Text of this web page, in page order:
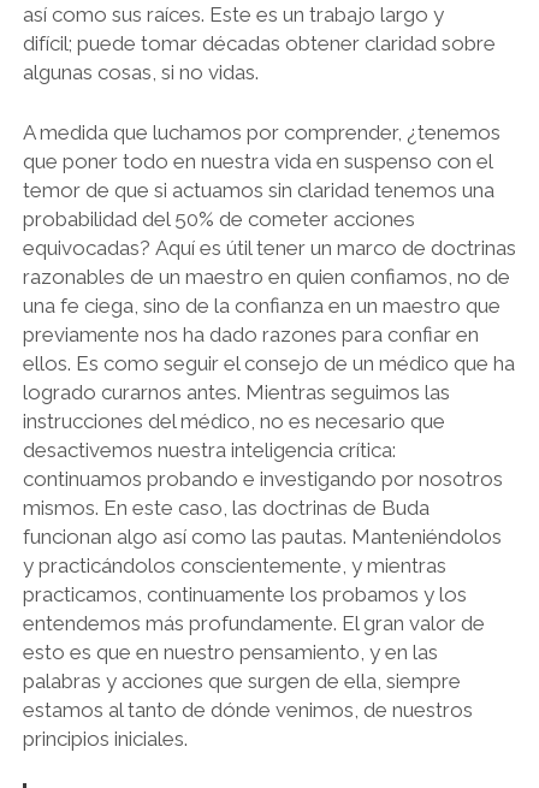
así como sus raíces. Este es un trabajo largo y
difícil; puede tomar décadas obtener claridad sobre
algunas cosas, si no vidas.
A medida que luchamos por comprender, ¿tenemos
que poner todo en nuestra vida en suspenso con el
temor de que si actuamos sin claridad tenemos una
probabilidad del 50% de cometer acciones
equivocadas? Aquí es útil tener un marco de doctrinas
razonables de un maestro en quien confiamos, no de
una fe ciega, sino de la confianza en un maestro que
previamente nos ha dado razones para confiar en
ellos. Es como seguir el consejo de un médico que ha
logrado curarnos antes. Mientras seguimos las
instrucciones del médico, no es necesario que
desactivemos nuestra inteligencia crítica:
continuamos probando e investigando por nosotros
mismos. En este caso, las doctrinas de Buda
funcionan algo así como las pautas. Manteniéndolos
y practicándolos conscientemente, y mientras
practicamos, continuamente los probamos y los
entendemos más profundamente. El gran valor de
esto es que en nuestro pensamiento, y en las
palabras y acciones que surgen de ella, siempre
estamos al tanto de dónde venimos, de nuestros
principios iniciales.